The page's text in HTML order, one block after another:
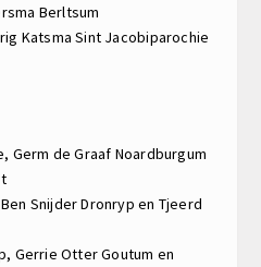
Berltsum
KatsmaSint Jacobiparochie
Germ de Graaf Noardburgum
Ben SnijderDronryp en Tjeerd
Gerrie OtterGoutum en